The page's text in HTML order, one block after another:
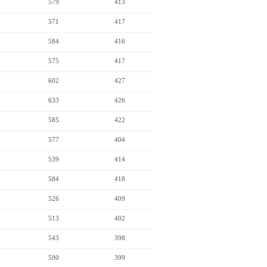
579 413
571 417
584 416
575 417
602 427
633 426
585 422
577 404
539 414
584 418
526 409
513 402
543 398
590 399